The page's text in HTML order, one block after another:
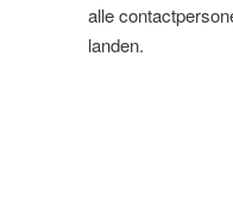
alle
landen.